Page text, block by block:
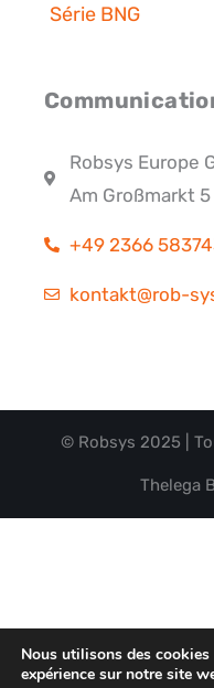
Série BNG
Robsys Europe
Am Großmarkt
+49 2366
kontakt@rob-
© Robsys 2025 |
Thelega
Nous utilisons des
expérience sur notre site